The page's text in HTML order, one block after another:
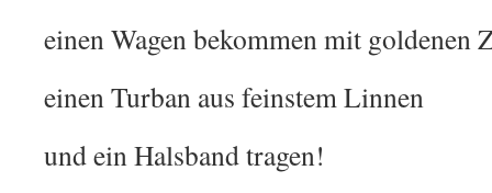
einen Wagen bekommen mit goldenen
einen Turban aus feinstem Linnen
und ein Halsband tragen!